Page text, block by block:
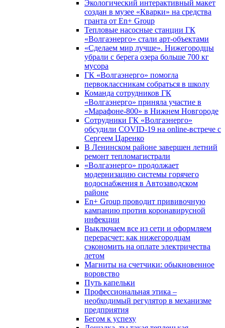
Экологический интерактивный макет
создан в музее «Кварки» на средства
гранта от En+ Group
Тепловые насосные станции ГК
«Волгаэнерго» стали арт-объектами
«Сделаем мир лучше». Нижегородцы
убрали с берега озера больше 700 кг
мусора
ГК «Волгаэнерго» помогла
первоклассникам собраться в школу
Команда сотрудников ГК
«Волгаэнерго» приняла участие в
«Марафоне-800» в Нижнем Новгороде
Сотрудники ГК «Волгаэнерго»
обсудили COVID-19 на online-встрече с
Сергеем Царенко
В Ленинском районе завершен летний
ремонт тепломагистрали
«Волгаэнерго» продолжает
модернизацию системы горячего
водоснабжения в Автозаводском
районе
En+ Group проводит прививочную
кампанию против коронавирусной
инфекции
Выключаем все из сети и оформляем
перерасчет: как нижегородцам
сэкономить на оплате электричества
летом
Магниты на счетчики: обыкновенное
воровство
Путь капельки
Профессиональная этика –
необходимый регулятор в механизме
предприятия
Бегом к успеху